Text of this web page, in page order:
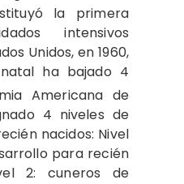
la primera
intensivos
Unidos, en 1960,
ha bajado 4
Americana de
4 niveles de
nacidos: Nivel
para recién
2: cuneros de